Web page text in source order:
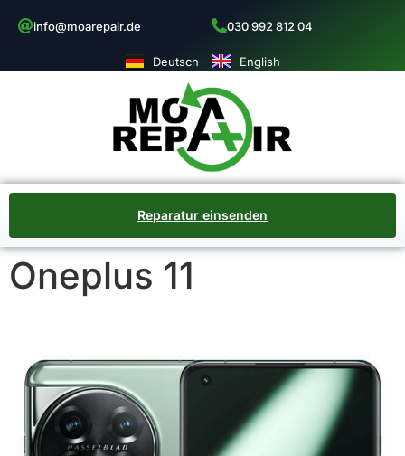
info@moarepair.de 030 992 812 04
Deutsch English
Reparatur einsenden
Oneplus 11